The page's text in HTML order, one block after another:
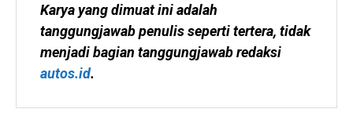
Karya yang dimuat ini adalah
tanggungjawab penulis seperti tertera, tidak
autos.id.